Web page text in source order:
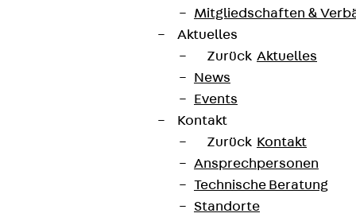
Mitgliedschaften &
Aktuelles
Zurück Aktuelles
News
Events
Kontakt
Zurück Kontakt
Ansprechpersonen
Technische Beratung
Standorte